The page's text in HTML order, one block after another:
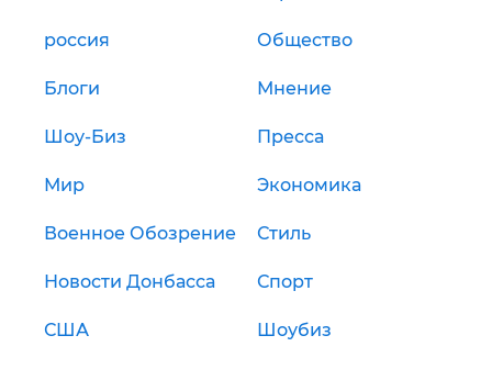
россия Общество
Блоги Мнение
Шоу-Биз Пресса
Мир Экономика
Военное Обозрение Стиль
Новости Донбасса Спорт
США Шоубиз